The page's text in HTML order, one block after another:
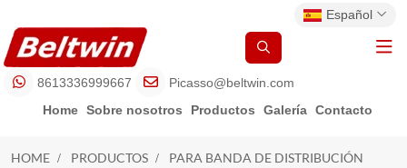
Español
8613336999667
Picasso@beltwin.com
Home Sobre nosotros Productos Galería Contacto
HOME PRODUCTOS PARA BANDA DE DISTRIBUCIÓN